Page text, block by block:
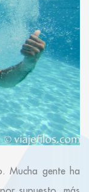
Mucha gente ha